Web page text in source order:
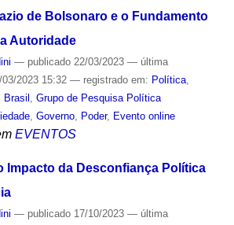
de Bolsonaro e o Fundamento
Autoridade
— publicado22/03/2023 — última
2023 15:32 — registrado em: Política,
Brasil , Grupo de Pesquisa Política
, Governo, Poder, Evento online
EVENTOS
Impacto da Desconfiança Política
— publicado17/10/2023 — última